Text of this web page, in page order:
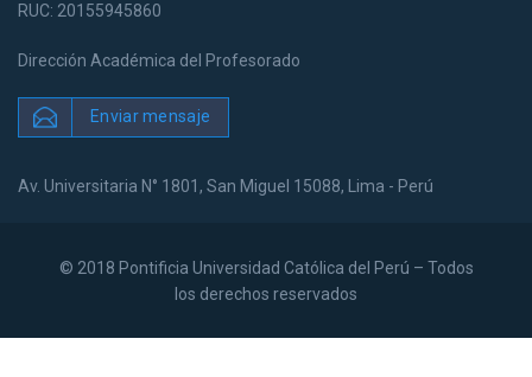
RUC: 20155945860
Dirección Académica del Profesorado
Enviar mensaje
Av. Universitaria N° 1801, San Miguel 15088, Lima - Perú
© 2018 Pontificia Universidad Católica del Perú – Todos
los derechos reservados